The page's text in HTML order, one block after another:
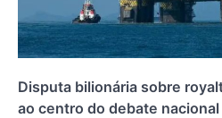
Disputa bilionária sobre
ao centro do debate nacional